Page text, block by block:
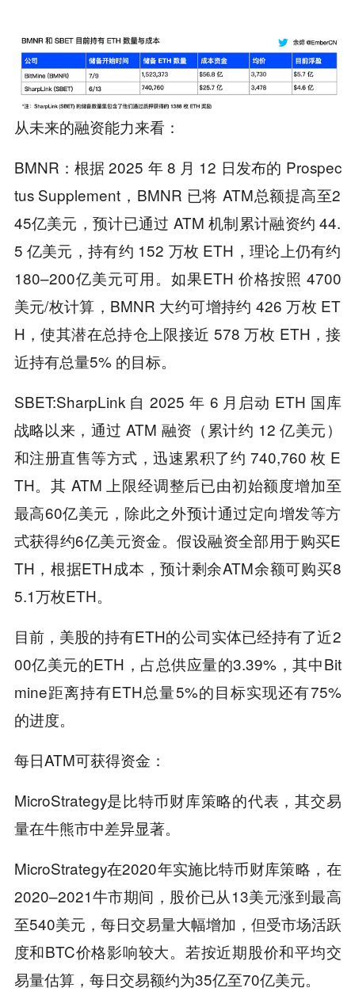
从未来的融资能力来看：
BMNR：根据 2025 年 8 月 12 日发布的 Prospec
tus Supplement，BMNR 已将 ATM总额提高至2
45亿美元，预计已通过 ATM 机制累计融资约 44.
5 亿美元，持有约 152 万枚 ETH，理论上仍有约
180–200亿美元可用。如果ETH 价格按照 4700
美元/枚计算，BMNR 大约可增持约 426 万枚 ET
H，使其潜在总持仓上限接近 578 万枚 ETH，接
近持有总量5% 的目标。
SBET:SharpLink 自 2025 年 6 月启动 ETH 国库
战略以来，通过 ATM 融资（累计约 12 亿美元）
和注册直售等方式，迅速累积了约 740,760 枚 E
TH。其 ATM 上限经调整后已由初始额度增加至
最高60亿美元，除此之外预计通过定向增发等方
式获得约6亿美元资金。假设融资全部用于购买E
TH，根据ETH成本，预计剩余ATM余额可购买8
5.1万枚ETH。
目前，美股的持有ETH的公司实体已经持有了近2
00亿美元的ETH，占总供应量的3.39%，其中Bit
mine距离持有ETH总量5%的目标实现还有75%
的进度。
每日ATM可获得资金：
MicroStrategy是比特币财库策略的代表，其交易
量在牛熊市中差异显著。
MicroStrategy在2020年实施比特币财库策略，在
2020–2021牛市期间，股价已从13美元涨到最高
至540美元，每日交易量大幅增加，但受市场活跃
度和BTC价格影响较大。若按近期股价和平均交
易量估算，每日交易额约为35亿至70亿美元。